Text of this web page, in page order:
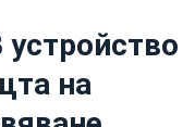
на